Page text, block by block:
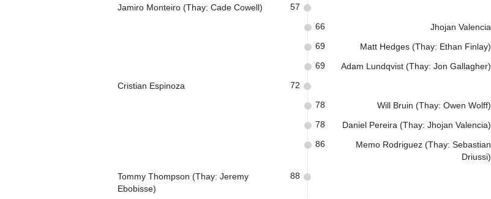
Jamiro Monteiro (Thay: Cade Cowell) 57
Jhojan Valencia
66
Matt Hedges (Thay: Ethan Finlay)
69
Adam Lundqvist (Thay: Jon Gallagher)
69
Cristian Espinoza 72
Will Bruin (Thay: Owen Wolff)
78
Daniel Pereira (Thay: Jhojan Valencia)
78
Memo Rodriguez (Thay: Sebastian
Driussi)
86
Tommy Thompson (Thay: Jeremy
Ebobisse)
88